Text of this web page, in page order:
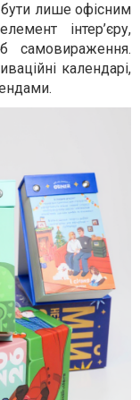
бути лише офісним
інтер’єру,
самовираження.
календарі,